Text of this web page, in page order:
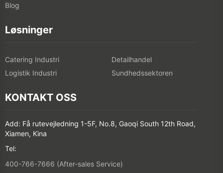
Blog
Løsninger
Catering Industri
Detailhandel
Logistik Industri
Sundhedssektoren
KONTAKT OSS
Add: Få rutevejledning 1-5F, No.8, Gaoqi South 12th Road,
Xiamen, Kina
Tel:
400-766-7666 (After-sales Service)